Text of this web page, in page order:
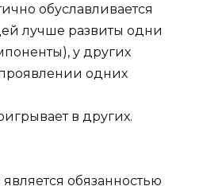
обуславливается
лучше развиты одни
у других
одних
в других.
обязанностью